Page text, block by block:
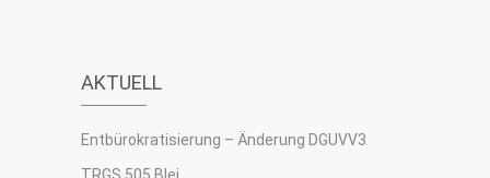
AKTUELL
Entbürokratisierung – Änderung DGUVV3